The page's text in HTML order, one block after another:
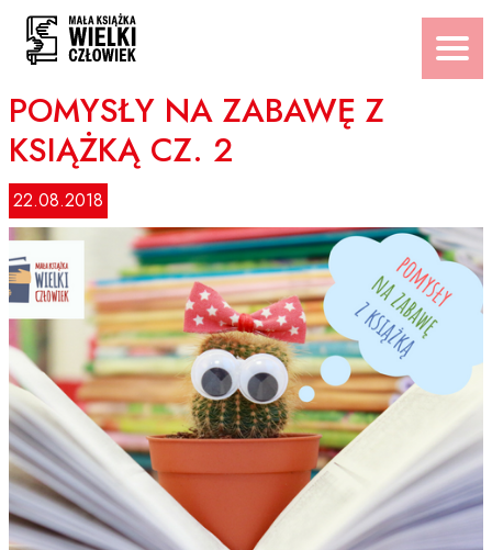
Przejdź
treści
POMYSŁY NA ZABAWĘ Z
KSIĄŻKĄ CZ. 2
22.08.2018